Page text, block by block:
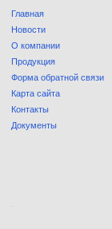
Главная
Новости
О компании
Продукция
Форма обратной связи
Карта сайта
Контакты
Документы